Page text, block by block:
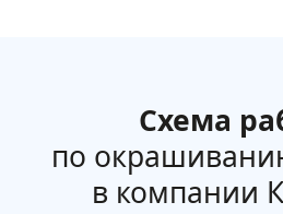
Схема
по
в компании